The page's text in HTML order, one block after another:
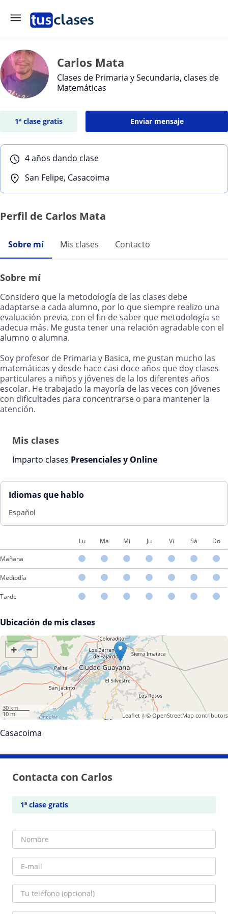
Carlos Mata
Clases de Primaria y Secundaria, clases de
Matemáticas
1ª clase gratis Enviar mensaje
4 años dando clase
San Felipe, Casacoima
Perfil de Carlos Mata
Sobre mí Mis clases Contacto
Sobre mí
Considero que la metodología de las clases debe
adaptarse a cada alumno, por lo que siempre realizo una
evaluación previa, con el fin de saber que metodología se
adecua más. Me gusta tener una relación agradable con el
alumno o alumna.
Soy profesor de Primaria y Basica, me gustan mucho las
matemáticas y desde hace casi doce años que doy clases
particulares a niños y jóvenes de la los diferentes años
escolar. He trabajado la mayoría de las veces con jóvenes
con dificultades para concentrarse o para mantener la
atención.
Mis clases
Imparto clases Presenciales y Online
Idiomas que hablo
Español
Lu Ma Mi Ju Vi Sá Do
Mañana
Mediodía
Tarde
Ubicación de mis clases
+ −
30 km
10 mi
Leaflet| ©OpenStreetMap contributors
Casacoima
Contacta con Carlos
1ª clase gratis